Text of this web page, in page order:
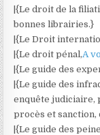
|{Le droit de la
bonnes librairies.}
|{Le Droit
|{Le droit pénal,A
|{Le guide des
|{Le guide des
enquête judiciaire,
procès et
|{Le guide des